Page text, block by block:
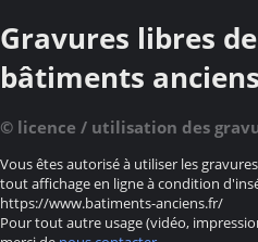
Gravures libres
bâtiments anciens
© licence / utilisation des
Vous êtes autorisé à utiliser les
tout affichage en ligne à condition
https://www.batiments-anciens.fr/
Pour tout autre usage (vidéo,